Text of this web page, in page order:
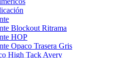
Blockout Ritrama
HOP
Opaco Trasera Gris
High Tack Avery